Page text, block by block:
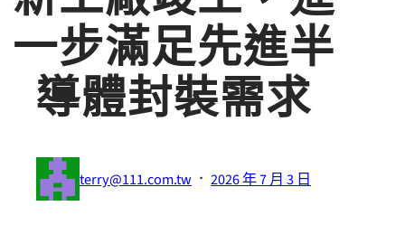
一步滿足先進半
導體封裝需求
terry@111.com.tw · 2026 年 7 月 3 日